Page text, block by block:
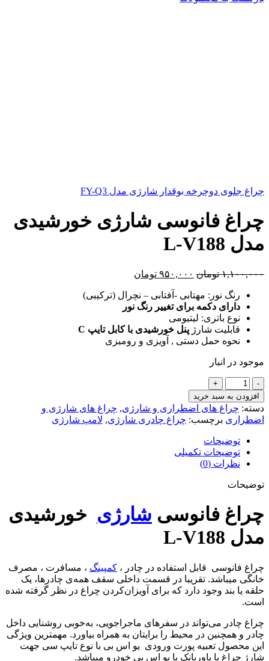
چراغ جلوی دوچرخه بوقدار شارژی مدل FY-Q3
چراغ فانوسی شارژی خورشیدی
مدل L-V188
۱,۱۰۰,۰۰۰ تومان قیمت
۱,۱۰۰,۰۰۰ تومان
بود.
۹۵۰,۰۰۰ تومان
۹۵۰,۰۰۰ تومان.
رنگ نور: مهتابی -آفتابی – نچرال (ترکیبی)
دارای دکمه برای تغییر رنگ نور
نوع باتری: لیتیومی
قابلیت شارژ پنل خورشیدی با کابل تایپ C
نحوه حمل دستی , آویزی و رومیزی
موجود در انبار
چراغ
فانوسی
شارژی
خورشیدی
مدل
L-
V188
عدد
افزودن به سبد خرید
دسته: چراغ های اضطراری و شارژی, چراغ های شارژی و
اضطراری برچسب: چراغ چادری شارژی, لامپ شارژی
توضیحات
توضیحات تکمیلی
نظرات (0)
توضیحات
چراغ فانوسی شارژی خورشیدی
مدل L-V188
چراغ فانوسی قابل استفاده در چادر ، کمپینگ ، مسافرت ، مصرف
خانگی میباشد. تقریبا در قسمت داخلی سقف همه‌ی چادرها، یک
حلقه یا بند وجود دارد که برای آویزان‌کردن چراغ در نظر گرفته شده
است.
چراغ‌ چادر می‌تواند در سفرهای ماجراجویی، به‌خوبی روشنایی داخل
چادر و همچنین در محیط را برایتان به همراه بیاورد. مهمترین ویژگی
این محصول تعبیه پورت ورودی یو اس بی با نوع تایپ سی جهت
شارژ چراغ با پاوربانک یا یو اس بی خودرو میباشد.